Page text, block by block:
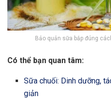
Bảo quản sữa bắp đúng
Có thể bạn quan tâm:
Sữa chuối: Dinh dưỡng,
giản